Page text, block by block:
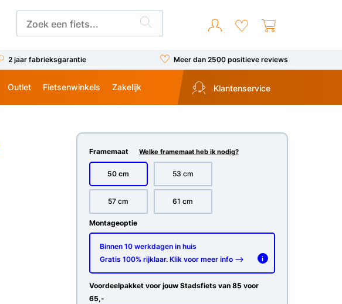
2 jaar fabrieksgarantie Meer dan 2500 positieve reviews
Outlet Fietsenwinkels Zakelijk Klantenservice
Framemaat Welke framemaat heb ik nodig?
50 cm 53 cm
57 cm 61 cm
Montageoptie
Binnen 10 werkdagen in huis
Gratis 100% rijklaar. Klik voor meer info -->
i
Voordeelpakket voor jouw Stadsfiets van 85 voor
65,-